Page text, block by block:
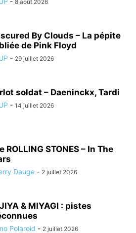
8 août 2026
By Clouds – La pépite
de Pink Floyd
- 29 juillet 2026
soldat – Daeninckx, Tardi
- 14 juillet 2026
ROLLING STONES – In The
Dauge - 2 juillet 2026
& MIYAGI : pistes
Polaroid - 2 juillet 2026